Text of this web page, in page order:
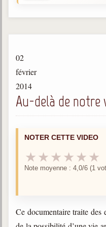
Divaldo Franco
Bibliothèque
Bibliothèque spirite
Documents
Newsletters
02
février
2014
Au-delà de notre
NOTER CETTE VIDEO
★ ★ ★ ★ ★ ★
Note moyenne : 4,0/6 (1
Ce documentaire traite des